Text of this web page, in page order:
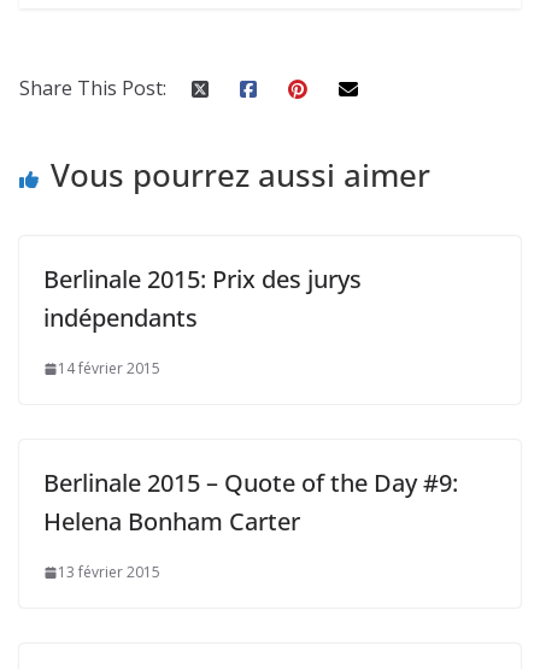
Share This Post:
Vous pourrez aussi aimer
Berlinale 2015: Prix des jurys
indépendants
14 février 2015
Berlinale 2015 – Quote of the Day #9:
Helena Bonham Carter
13 février 2015